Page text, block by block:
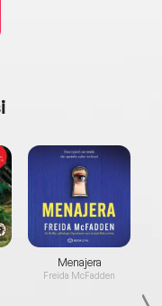
Menajera
Freida McFadden